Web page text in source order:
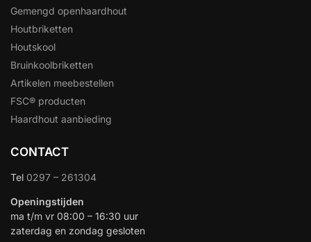
Gemengd openhaardhout
Houtbriketten
Houtskool
Bruinkoolbriketten
Artikelen meebestellen
FSC® producten
Haardhout aanbieding
CONTACT
Tel 0297 – 261304
Openingstijden
ma t/m vr 08:00 – 16:30 uur
zaterdag en zondag gesloten